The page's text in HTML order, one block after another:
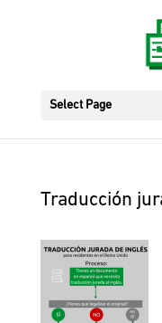
Select Page
Traducción